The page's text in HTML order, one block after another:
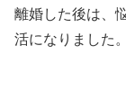
離婚した後は、
活になりました。